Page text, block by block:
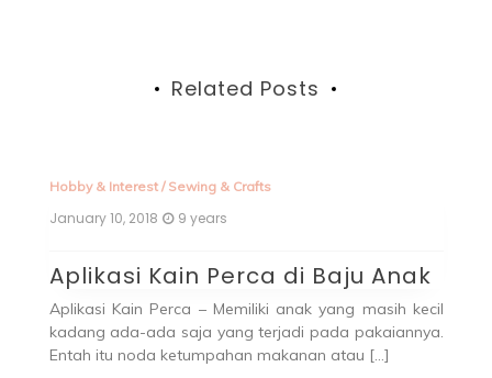
Related Posts
Hobby & Interest/ Sewing & Crafts
January 10, 2018 9 years
Aplikasi Kain Perca di Baju Anak
Aplikasi Kain Perca – Memiliki anak yang masih kecil
kadang ada-ada saja yang terjadi pada pakaiannya.
Entah itu noda ketumpahan makanan atau […]